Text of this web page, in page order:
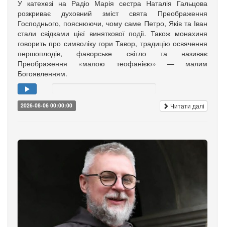
У катехезі на Радіо Марія сестра Наталія Гальцова
розкриває духовний зміст свята Преображення
Господнього, пояснюючи, чому саме Петро, Яків та Іван
стали свідками цієї виняткової події. Також монахиня
говорить про символіку гори Тавор, традицію освячення
першоплодів, фаворське світло та називає
Преображення «малою теофанією» — малим
Богоявленням.
2026-08-06 00:00:00 Читати далі